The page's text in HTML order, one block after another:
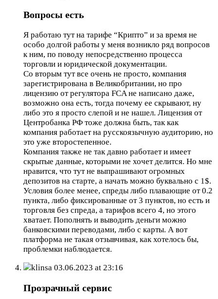
Вопросы есть
Я работаю тут на тарифе “Крипто” и за время не
особо долгой работы у меня возникло ряд вопросов
к ним, по поводу непосредственно процесса
торговли и юридической документации.
Со вторым тут все очень не просто, компания
зарегистрирована в Великобритании, но про
лицензию от регулятора FCA не написано даже,
возможно она есть, тогда почему ее скрывают, ну
либо это я просто слепой и не нашел. Лицензия от
Центробанка РФ тоже должна быть, так как
компания работает на русскоязычную аудиторию, но
это уже второстепенное.
Компания также не так давно работает и имеет
скрытые данные, которыми не хочет делится. Но мне
нравится, что тут не выпрашивают огромных
депозитов на старте, а начать можно буквально с 1$.
Условия более менее, спреды либо плавающие от 0.2
пункта, либо фиксированные от 3 пунктов, но есть и
торговля без спреда, а тарифов всего 4, но этого
хватает. Пополнять и выводить деньги можно
банковскими переводами, либо с карты. А вот
платформа не такая отзывчивая, как хотелось бы,
проблемки наблюдается.
klinsa 03.06.2023 at 23:16
Прозрачный сервис